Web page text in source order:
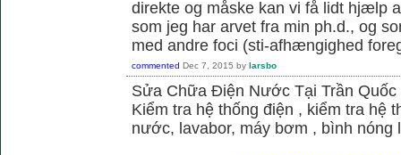
direkte og måske kan vi få lidt hjælp
som jeg har arvet fra min ph.d., og
med andre foci (sti-afhængighed
commented Dec 7, 2015 by larsbo
Sửa Chữa Điện Nước Tại Trần Quốc
Kiểm tra hệ thống điện , kiểm tra hệ
nước, lavabor, máy bơm , bình nóng